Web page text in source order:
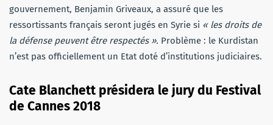
gouvernement, Benjamin Griveaux, a assuré que les
ressortissants français seront jugés en Syrie si « les droits de
la défense peuvent être respectés ». Problème : le Kurdistan
n’est pas officiellement un Etat doté d’institutions judiciaires.
Cate Blanchett présidera le jury du Festival
de Cannes 2018